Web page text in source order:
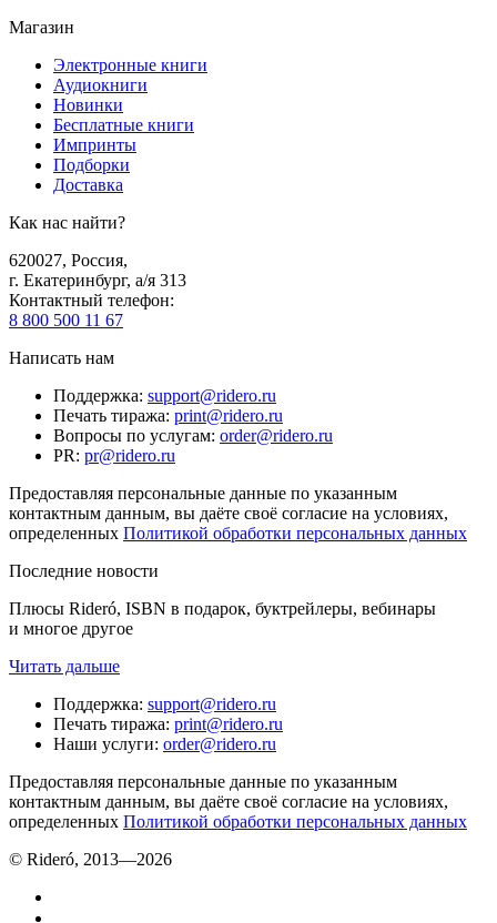
Магазин
Электронные книги
Аудиокниги
Новинки
Бесплатные книги
Импринты
Подборки
Доставка
Как нас найти?
620027, Россия,
г. Екатеринбург, а/я 313
Контактный телефон:
8 800 500 11 67
Написать нам
Поддержка: support@ridero.ru
Печать тиража: print@ridero.ru
Вопросы по услугам: order@ridero.ru
PR: pr@ridero.ru
Предоставляя персональные данные по указанным
контактным данным, вы даёте своё согласие на условиях,
определенных Политикой обработки персональных данных
Последние новости
Плюсы Rideró, ISBN в подарок, буктрейлеры, вебинары
и многое другое
Читать дальше
Поддержка: support@ridero.ru
Печать тиража: print@ridero.ru
Наши услуги: order@ridero.ru
Предоставляя персональные данные по указанным
контактным данным, вы даёте своё согласие на условиях,
определенных Политикой обработки персональных данных
© Rideró, 2013—2026